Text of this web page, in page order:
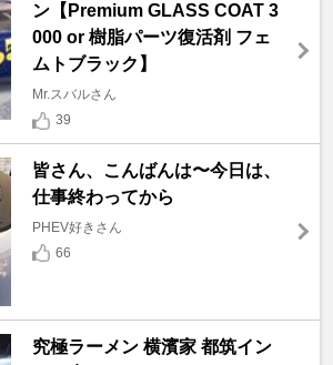
ン【Premium GLASS COAT 3
000 or 樹脂パーツ復活剤 フェ
ムトブラック】
Mr.スバルさん
39
皆さん、こんばんは〜今日は、
仕事終わってから
PHEV好きさん
66
究極ラーメン 横濱家 都筑イン